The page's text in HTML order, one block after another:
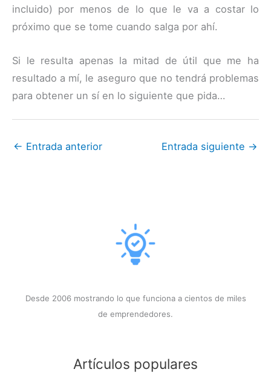
incluido) por menos de lo que le va a costar lo
próximo que se tome cuando salga por ahí.
Si le resulta apenas la mitad de útil que me ha
resultado a mí, le aseguro que no tendrá problemas
para obtener un sí en lo siguiente que pida…
← Entrada anterior Entrada siguiente →
Desde 2006 mostrando lo que funciona a cientos de miles
de emprendedores.
Artículos populares